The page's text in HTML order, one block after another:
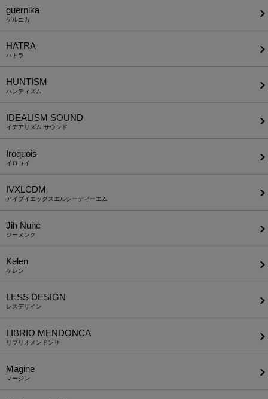
guernika
ゲルニカ
HATRA
ハトラ
HUNTISM
ハンティズム
IDEALISM SOUND
イデアリズム サウンド
Iroquois
イロコイ
IVXLCDM
アイブイエックスエルシーディーエム
Jih Nunc
ジーヌンク
Kelen
ケレン
LESS DESIGN
レスデザイン
LIBRIO MENDONCA
リブリオメンドンサ
Magine
マージン